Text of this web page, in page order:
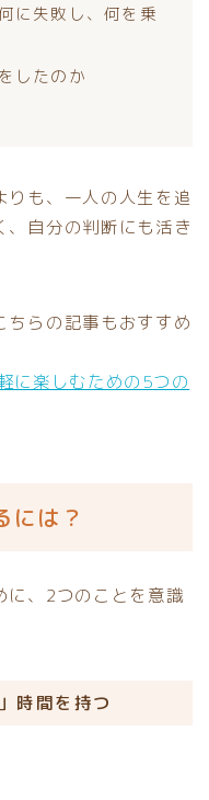
に失敗し、何を乗
したのか
も、一人の人生を追
自分の判断にも活き
らの記事もおすすめ
に楽しむための5つの
には？
に、2つのことを意識
時間を持つ